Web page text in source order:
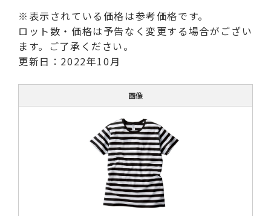
※表示されている価格は参考価格です。
ロット数・価格は予告なく変更する場合がござい
ます。ご了承ください。
更新日：2022年10月
画像